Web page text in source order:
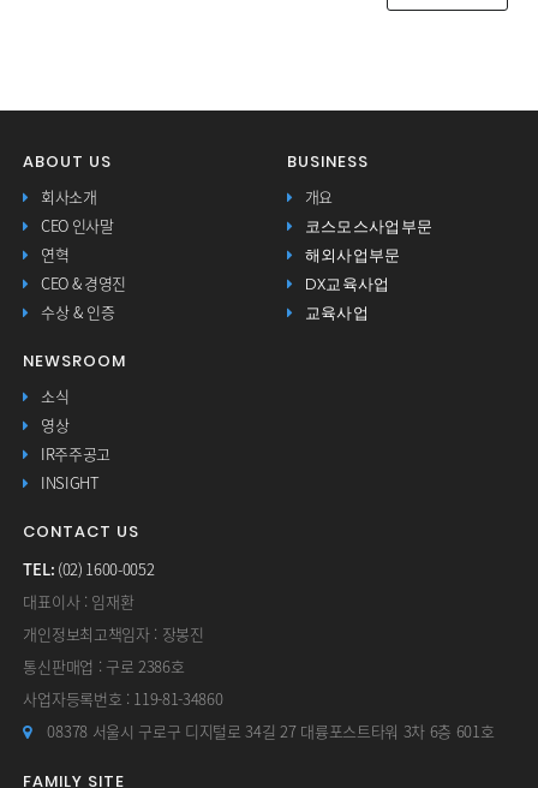
ABOUT US
회사소개
CEO 인사말
연혁
CEO & 경영진
수상 & 인증
BUSINESS
개요
코스모스사업부문
해외사업부문
DX교육사업
교육사업
NEWSROOM
소식
영상
IR주주공고
INSIGHT
CONTACT US
TEL: (02) 1600-0052
대표이사 : 임재환
개인정보최고책임자 : 장봉진
통신판매업 : 구로 2386호
사업자등록번호 : 119-81-34860
08378 서울시 구로구 디지털로 34길 27 대륭포스트타워 3차 6층 601호
FAMILY SITE